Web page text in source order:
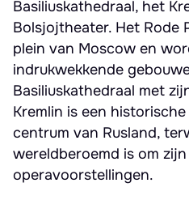
Basiliuskathedraal, het
Bolsjojtheater. Het Rode
plein van Moscow en
indrukwekkende
Basiliuskathedraal met
Kremlin is een
centrum van Rusland,
wereldberoemd is om
operavoorstellingen.